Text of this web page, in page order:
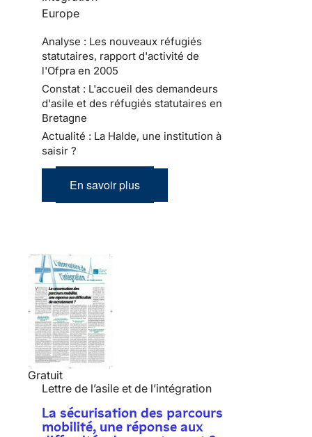
Europe
Analyse : Les nouveaux réfugiés
statutaires, rapport d'activité de
l'Ofpra en 2005
Constat : L'accueil des demandeurs
d'asile et des réfugiés statutaires en
Bretagne
Actualité : La Halde, une institution à
saisir ?
En savoir plus
Gratuit
Lettre de l’asile et de l’intégration
La sécurisation des parcours
mobilité, une réponse aux